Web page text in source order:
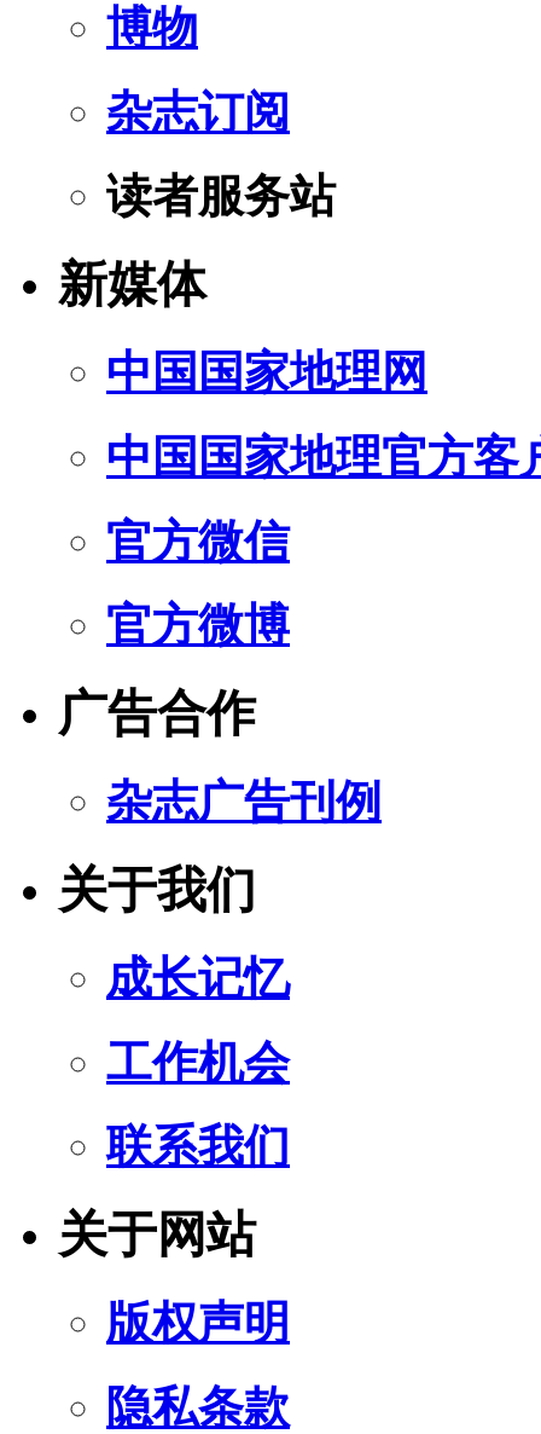
博物
杂志订阅
读者服务站
新媒体
中国国家地理网
中国国家地理官方客
官方微信
官方微博
广告合作
杂志广告刊例
关于我们
成长记忆
工作机会
联系我们
关于网站
版权声明
隐私条款